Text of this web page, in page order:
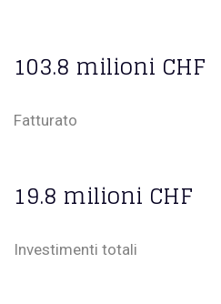
103.8 milioni CHF
Fatturato
19.8 milioni CHF
Investimenti totali